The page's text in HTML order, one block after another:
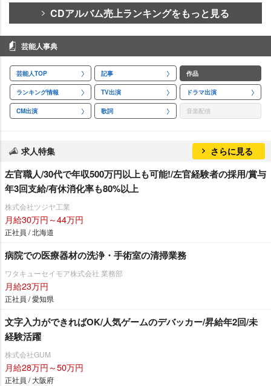
CDアルバム売上ランキングをもっと見る
芸能人事典
芸能人TOP 記事 作品
ランキング情報 TV出演 ドラマ出演
CM出演 歌詞 音楽配信
求人特集 さらに見る
左官職人/30代で年収500万円以上も可能!/左官経験者の採用/賞与
年3回支給/有休消化率も80%以上
株式会社ツジヤ工業
月給30万円～44万円
正社員 / 北海道
病院での医療器材の洗浄・手術室の清掃業務
ワタキューセイモア株式会社 業務部
月給23万円
正社員 / 愛知県
文字入力ができればOK/人気ゲームのデバッカー/昇給年2回/未
経験活躍
株式会社GUM
月給28万円～50万円
正社員 / 大阪府